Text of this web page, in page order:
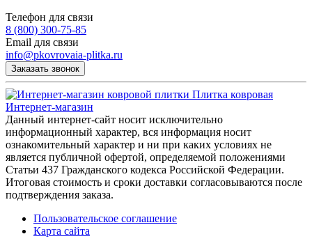
Телефон для связи
8 (800) 300-75-85
Email для связи
info@pkovrovaia-plitka.ru
Заказать звонок
Плитка ковровая
Интернет-магазин
Данный интернет-сайт носит исключительно
информационный характер, вся информация носит
ознакомительный характер и ни при каких условиях не
является публичной офертой, определяемой положениями
Статьи 437 Гражданского кодекса Российской Федерации.
Итоговая стоимость и сроки доставки согласовываются после
подтверждения заказа.
Пользовательское соглашение
Карта сайта